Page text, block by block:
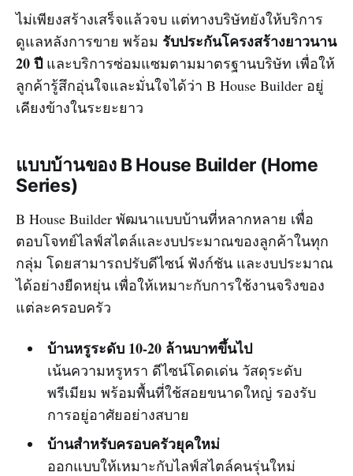
ไม่เพียงสร้างเสร็จแล้วจบ แต่ทางบริษัทยังให้บริการ
ดูแลหลังการขาย พร้อม รับประกันโครงสร้างยาวนาน
20 ปีและบริการซ่อมแซมตามมาตรฐานบริษัท เพื่อให้
ลูกค้ารู้สึกอุ่นใจและมั่นใจได้ว่า B House Builder อยู่
เคียงข้างในระยะยาว
แบบบ้านของ B House Builder (Home
Series)
B House Builder พัฒนาแบบบ้านที่หลากหลาย เพื่อ
ตอบโจทย์ไลฟ์สไตล์และงบประมาณของลูกค้าในทุก
กลุ่ม โดยสามารถปรับดีไซน์ ฟังก์ชัน และงบประมาณ
ได้อย่างยืดหยุ่น เพื่อให้เหมาะกับการใช้งานจริงของ
แต่ละครอบครัว
บ้านหรูระดับ 10-20 ล้านบาทขึ้นไป
เน้นความหรูหรา ดีไซน์โดดเด่น วัสดุระดับ
พรีเมียม พร้อมพื้นที่ใช้สอยขนาดใหญ่ รองรับ
การอยู่อาศัยอย่างสบาย
บ้านสำหรับครอบครัวยุคใหม่
ออกแบบให้เหมาะกับไลฟ์สไตล์คนรุ่นใหม่